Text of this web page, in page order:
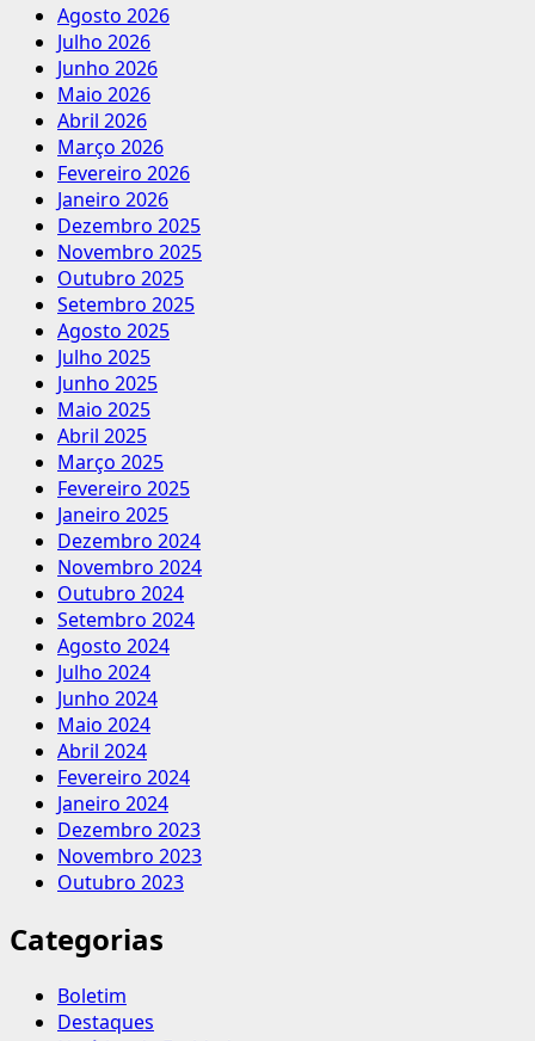
Agosto 2026
Julho 2026
Junho 2026
Maio 2026
Abril 2026
Março 2026
Fevereiro 2026
Janeiro 2026
Dezembro 2025
Novembro 2025
Outubro 2025
Setembro 2025
Agosto 2025
Julho 2025
Junho 2025
Maio 2025
Abril 2025
Março 2025
Fevereiro 2025
Janeiro 2025
Dezembro 2024
Novembro 2024
Outubro 2024
Setembro 2024
Agosto 2024
Julho 2024
Junho 2024
Maio 2024
Abril 2024
Fevereiro 2024
Janeiro 2024
Dezembro 2023
Novembro 2023
Outubro 2023
Categorias
Boletim
Destaques